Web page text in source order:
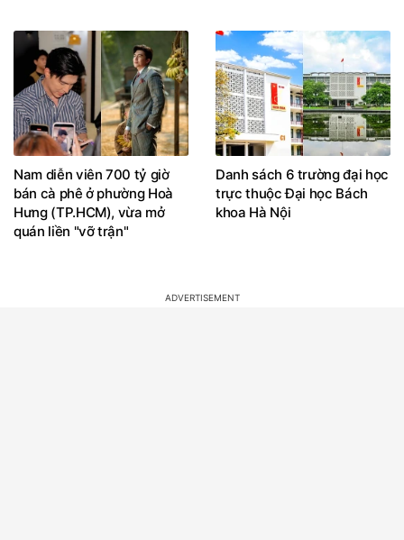
Nam diễn viên 700 tỷ giờ
bán cà phê ở phường Hoà
Hưng (TP.HCM), vừa mở
quán liền "vỡ trận"
Danh sách 6 trường đại học
trực thuộc Đại học Bách
khoa Hà Nội